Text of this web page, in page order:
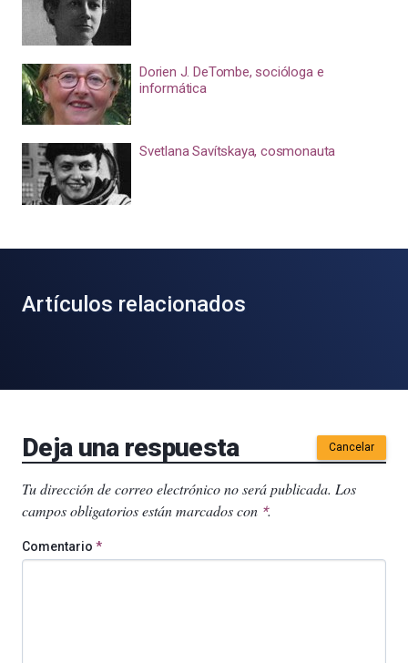
Dorien J. DeTombe, socióloga e
informática
Svetlana Savítskaya, cosmonauta
Artículos relacionados
Deja una respuesta Cancelar
Tu dirección de correo electrónico no será publicada. Los
campos obligatorios están marcados con *.
Comentario *